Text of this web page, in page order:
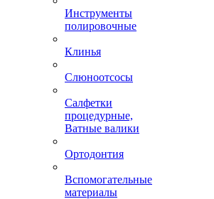
Инструменты
полировочные
Клинья
Слюноотсосы
Салфетки
процедурные,
Ватные валики
Ортодонтия
Вспомогательные
материалы